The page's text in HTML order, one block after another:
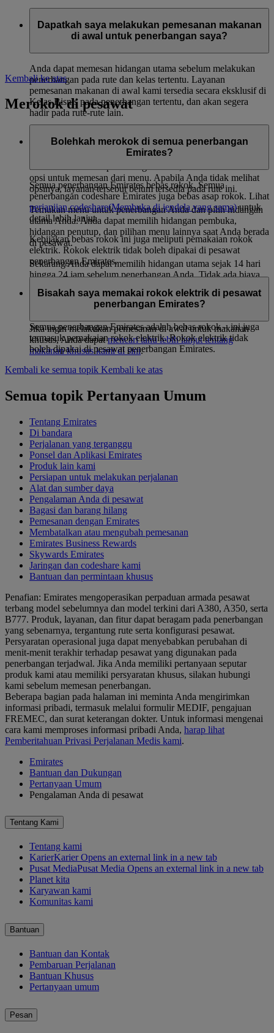
Dapatkah saya melakukan pemesanan makanan
di awal untuk penerbangan saya?
Anda dapat memesan hidangan utama sebelum melakukan
penerbangan pada rute dan kelas tertentu. Layanan
pemesanan makanan di awal kami tersedia secara eksklusif di
Kelas Bisnis pada penerbangan tertentu, dan akan segera
hadir pada rute-rute lain.
Kelola perjalanan Andamenggunakan referensi pemesanan
dan nama belakang Anda. Apabila pemesanan makanan di
awal tersedia untuk penerbangan Anda, Anda akan melihat
opsi untuk memesan dari menu. Apabila Anda tidak melihat
opsinya, layanan tersebut belum tersedia pada rute ini.
Temukan menu untuk penerbangan Anda dan pilih hidangan
utama Anda. Anda dapat memilih hidangan pembuka,
hidangan penutup, dan pilihan menu lainnya saat Anda berada
di pesawat.
Sekarang Anda dapat memilih hidangan utama sejak 14 hari
hingga 24 jam sebelum penerbangan Anda. Tidak ada biaya
mengubah pilihan makanan hingga 24 jam sebelum
penerbangan Anda.
Jika ingin melakukan pemesanan di awal untuk makanan
khusus, Anda dapatmencari tahu lebih lanjut tentang
makanan khusus kami di sini.
Kembali ke atas
Merokok di pesawat
Bolehkah merokok di semua penerbangan
Emirates?
Semua penerbangan Emirates bebas rokok. Semua
penerbangan codeshare Emirates juga bebas asap rokok. Lihat
perjanjian codeshare(Membuka di jendela yang sama)untuk
detail lebih lanjut.
Kebijakan bebas rokok ini juga meliputi pemakaian rokok
elektrik. Rokok elektrik tidak boleh dipakai di pesawat
penerbangan Emirates.
Bisakah saya memakai rokok elektrik di pesawat
penerbangan Emirates?
Semua penerbangan Emirates adalah bebas rokok – ini juga
termasuk pemakaian rokok elektrik. Rokok elektrik tidak
boleh dipakai di pesawat penerbangan Emirates.
Kembali ke semua topik Kembali ke atas
Semua topik Pertanyaan Umum
Tentang Emirates
Di bandara
Perjalanan yang terganggu
Ponsel dan Aplikasi Emirates
Produk lain kami
Persiapan untuk melakukan perjalanan
Alat dan sumber daya
Pengalaman Anda di pesawat
Bagasi dan barang hilang
Pemesanan dengan Emirates
Membatalkan atau mengubah pemesanan
Emirates Business Rewards
Skywards Emirates
Jaringan dan codeshare kami
Bantuan dan permintaan khusus
Penafian: Emirates mengoperasikan perpaduan armada pesawat
terbang model sebelumnya dan model terkini dari A380, A350, serta
B777. Produk, layanan, dan fitur dapat beragam pada penerbangan
yang sebenarnya, tergantung rute serta konfigurasi pesawat.
Persyaratan operasional juga dapat menyebabkan perubahan di
menit-menit terakhir terhadap pesawat yang digunakan pada
penerbangan terjadwal. Jika Anda memiliki pertanyaan seputar
produk kami atau memiliki persyaratan khusus, silakan hubungi
kami sebelum memesan penerbangan.
Beberapa bagian pada halaman ini meminta Anda mengirimkan
informasi pribadi, termasuk melalui formulir MEDIF, pengajuan
FREMEC, dan surat keterangan dokter. Untuk informasi mengenai
cara kami memproses informasi pribadi Anda, harap lihat
Pemberitahuan Privasi Perjalanan Medis kami.
Emirates
Bantuan dan Dukungan
Pertanyaan Umum
Pengalaman Anda di pesawat
Tentang Kami
Tentang kami
KarierKarier Opens an external link in a new tab
Pusat MediaPusat Media Opens an external link in a new tab
Planet kita
Karyawan kami
Komunitas kami
Bantuan
Bantuan dan Kontak
Pembaruan Perjalanan
Bantuan Khusus
Pertanyaan umum
Pesan